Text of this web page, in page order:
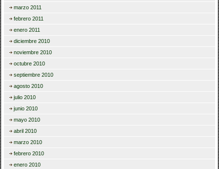
marzo 2011
febrero 2011
enero 2011
diciembre 2010
noviembre 2010
octubre 2010
septiembre 2010
agosto 2010
julio 2010
junio 2010
mayo 2010
abril 2010
marzo 2010
febrero 2010
enero 2010